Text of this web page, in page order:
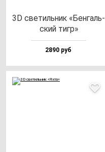
3D све­тиль­ник «Бен­галь­
ский тигр»
2890 руб